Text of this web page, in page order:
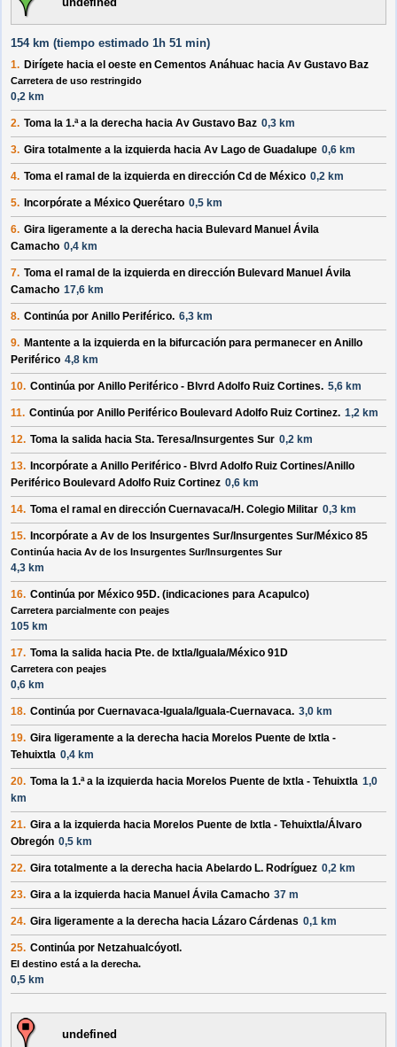
154 km (tiempo estimado 1h 51 min)
1. Dirígete hacia el oeste en Cementos Anáhuac hacia Av Gustavo Baz
Carretera de uso restringido
0,2 km
2. Toma la 1.ª a la derecha hacia Av Gustavo Baz 0,3 km
3. Gira totalmente a la izquierda hacia Av Lago de Guadalupe 0,6 km
4. Toma el ramal de la izquierda en dirección Cd de México 0,2 km
5. Incorpórate a México Querétaro 0,5 km
6. Gira ligeramente a la derecha hacia Bulevard Manuel Ávila
Camacho 0,4 km
7. Toma el ramal de la izquierda en dirección Bulevard Manuel Ávila
Camacho 17,6 km
8. Continúa por Anillo Periférico. 6,3 km
9. Mantente a la izquierda en la bifurcación para permanecer en Anillo
Periférico 4,8 km
10. Continúa por Anillo Periférico - Blvrd Adolfo Ruiz Cortines. 5,6 km
11. Continúa por Anillo Periférico Boulevard Adolfo Ruiz Cortinez. 1,2 km
12. Toma la salida hacia Sta. Teresa/Insurgentes Sur 0,2 km
13. Incorpórate a Anillo Periférico - Blvrd Adolfo Ruiz Cortines/Anillo
Periférico Boulevard Adolfo Ruiz Cortinez 0,6 km
14. Toma el ramal en dirección Cuernavaca/H. Colegio Militar 0,3 km
15. Incorpórate a Av de los Insurgentes Sur/Insurgentes Sur/México 85
Continúa hacia Av de los Insurgentes Sur/Insurgentes Sur
4,3 km
16. Continúa por México 95D. (indicaciones para Acapulco)
Carretera parcialmente con peajes
105 km
17. Toma la salida hacia Pte. de Ixtla/Iguala/México 91D
Carretera con peajes
0,6 km
18. Continúa por Cuernavaca-Iguala/Iguala-Cuernavaca. 3,0 km
19. Gira ligeramente a la derecha hacia Morelos Puente de Ixtla -
Tehuixtla 0,4 km
20. Toma la 1.ª a la izquierda hacia Morelos Puente de Ixtla - Tehuixtla 1,0
km
21. Gira a la izquierda hacia Morelos Puente de Ixtla - Tehuixtla/Álvaro
Obregón 0,5 km
22. Gira totalmente a la derecha hacia Abelardo L. Rodríguez 0,2 km
23. Gira a la izquierda hacia Manuel Ávila Camacho 37 m
24. Gira ligeramente a la derecha hacia Lázaro Cárdenas 0,1 km
25. Continúa por Netzahualcóyotl .
El destino está a la derecha.
0,5 km
undefined